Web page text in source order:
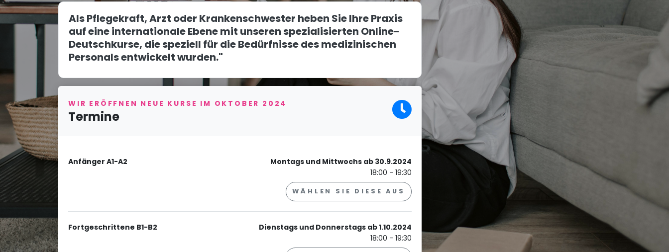
Als Pflegekraft, Arzt oder Krankenschwester heben Sie Ihre Praxis
auf eine internationale Ebene mit unseren spezialisierten Online-
Deutschkurse, die speziell für die Bedürfnisse des medizinischen
Personals entwickelt wurden."
WIR ERÖFFNEN NEUE KURSE IM OKTOBER 2024
Termine
Anfänger A1-A2
Montags und Mittwochs ab 30.9.2024
18:00 - 19:30
WÄHLEN SIE DIESE AUS
Fortgeschrittene B1-B2
Dienstags und Donnerstags ab 1.10.2024
18:00 - 19:30